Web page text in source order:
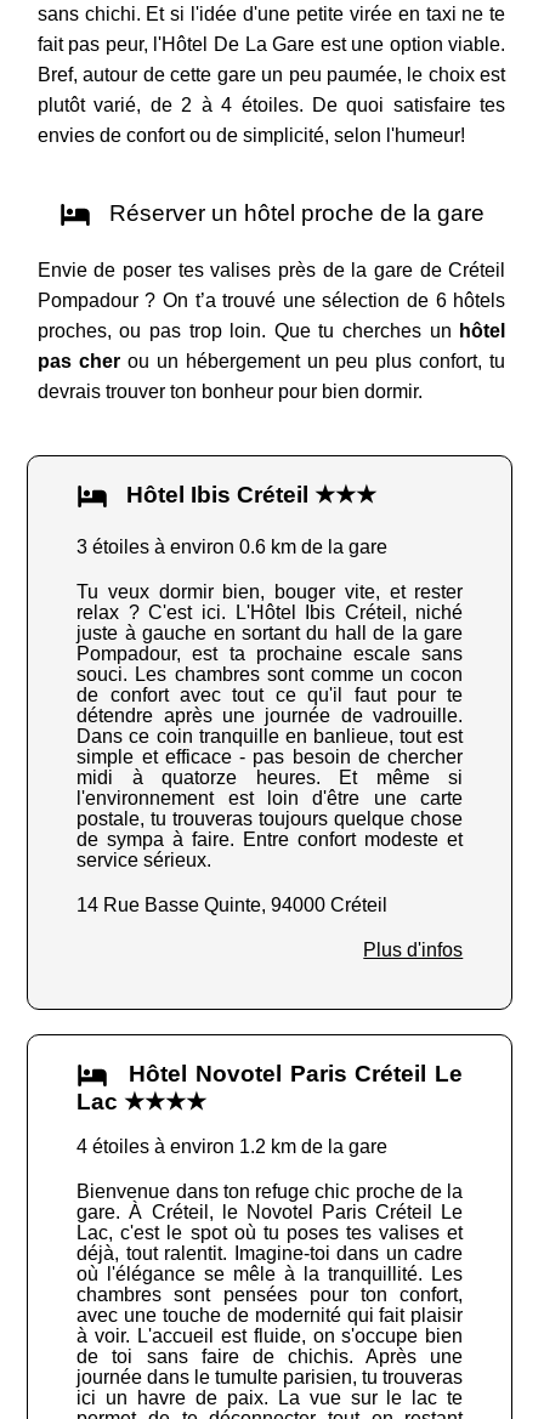
sans chichi. Et si l'idée d'une petite virée en taxi ne te
fait pas peur, l'Hôtel De La Gare est une option viable.
Bref, autour de cette gare un peu paumée, le choix est
plutôt varié, de 2 à 4 étoiles. De quoi satisfaire tes
envies de confort ou de simplicité, selon l'humeur!
Réserver un hôtel proche de la gare
Envie de poser tes valises près de la gare de Créteil
Pompadour ? On t’a trouvé une sélection de 6 hôtels
proches, ou pas trop loin. Que tu cherches un hôtel
pas cherou un hébergement un peu plus confort, tu
devrais trouver ton bonheur pour bien dormir.
Hôtel Ibis Créteil ★★★
3 étoiles à environ 0.6 km de la gare
Tu veux dormir bien, bouger vite, et rester
relax ? C'est ici. L'Hôtel Ibis Créteil, niché
juste à gauche en sortant du hall de la gare
Pompadour, est ta prochaine escale sans
souci. Les chambres sont comme un cocon
de confort avec tout ce qu'il faut pour te
détendre après une journée de vadrouille.
Dans ce coin tranquille en banlieue, tout est
simple et efficace - pas besoin de chercher
midi à quatorze heures. Et même si
l'environnement est loin d'être une carte
postale, tu trouveras toujours quelque chose
de sympa à faire. Entre confort modeste et
service sérieux.
14 Rue Basse Quinte, 94000 Créteil
Plus d'infos
Hôtel Novotel Paris Créteil Le
Lac ★★★★
4 étoiles à environ 1.2 km de la gare
Bienvenue dans ton refuge chic proche de la
gare. À Créteil, le Novotel Paris Créteil Le
Lac, c'est le spot où tu poses tes valises et
déjà, tout ralentit. Imagine-toi dans un cadre
où l'élégance se mêle à la tranquillité. Les
chambres sont pensées pour ton confort,
avec une touche de modernité qui fait plaisir
à voir. L'accueil est fluide, on s'occupe bien
de toi sans faire de chichis. Après une
journée dans le tumulte parisien, tu trouveras
ici un havre de paix. La vue sur le lac te